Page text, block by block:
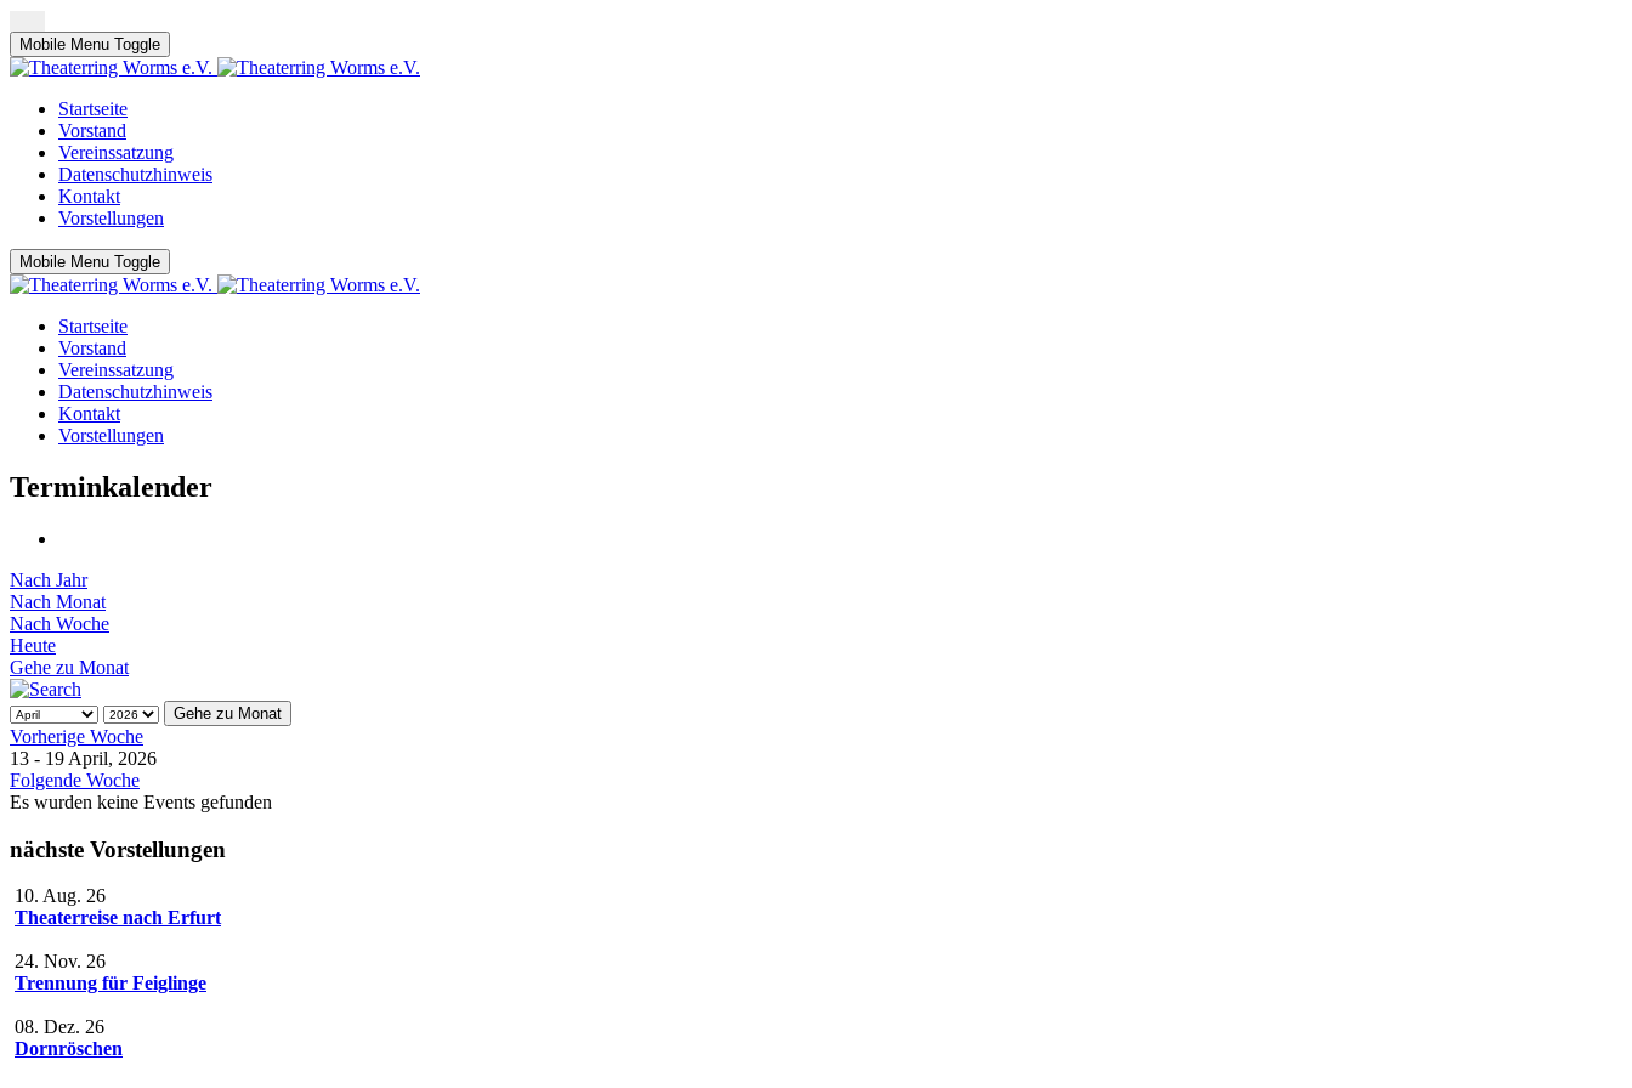
Mobile Menu Toggle
Startseite
Vorstand
Vereinssatzung
Datenschutzhinweis
Kontakt
Vorstellungen
Mobile Menu Toggle
Startseite
Vorstand
Vereinssatzung
Datenschutzhinweis
Kontakt
Vorstellungen
Terminkalender
Nach Jahr
Nach Monat
Nach Woche
Heute
Gehe zu Monat
Gehe zu Monat
Vorherige Woche
13 - 19 April, 2026
Folgende Woche
Es wurden keine Events gefunden
nächste Vorstellungen
10. Aug. 26
Theaterreise nach Erfurt
24. Nov. 26
Trennung für Feiglinge
08. Dez. 26
Dornröschen